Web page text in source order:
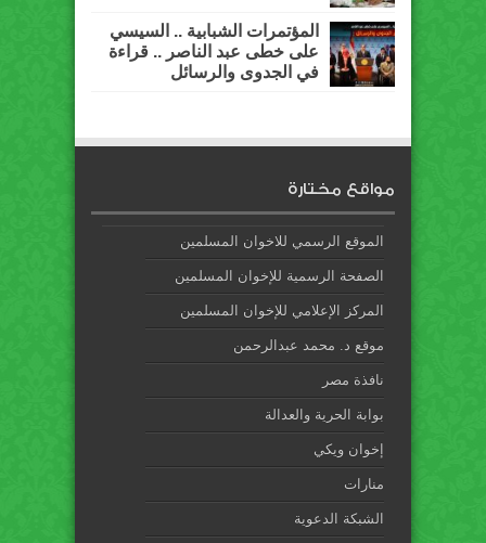
المؤتمرات الشبابية .. السيسي
على خطى عبد الناصر .. قراءة
في الجدوى والرسائل
مواقع مختارة
الموقع الرسمي للاخوان المسلمين
الصفحة الرسمية للإخوان المسلمين
المركز الإعلامي للإخوان المسلمين
موقع د. محمد عبدالرحمن
نافذة مصر
بوابة الحرية والعدالة
إخوان ويكي
منارات
الشبكة الدعوية